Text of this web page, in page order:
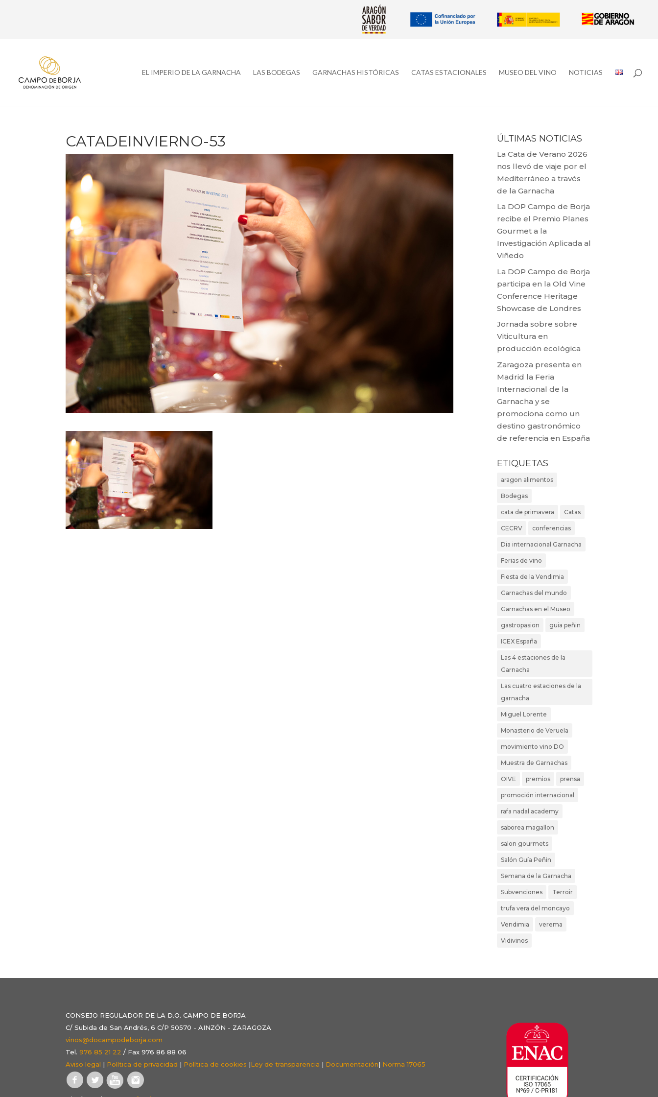
EL IMPERIO DE LA GARNACHA LAS BODEGAS GARNACHAS HISTÓRICAS CATAS ESTACIONALES MUSEO DEL VINO NOTICIAS
CATADEINVIERNO-53 ÚLTIMAS NOTICIAS
La Cata de Verano 2026
nos llevó de viaje por el
Mediterráneo a través
de la Garnacha
La DOP Campo de Borja
recibe el Premio Planes
Gourmet a la
Investigación Aplicada al
Viñedo
La DOP Campo de Borja
participa en la Old Vine
Conference Heritage
Showcase de Londres
Jornada sobre sobre
Viticultura en
producción ecológica
Zaragoza presenta en
Madrid la Feria
Internacional de la
Garnacha y se
promociona como un
destino gastronómico
de referencia en España
ETIQUETAS
aragon alimentos
Bodegas
cata de primavera Catas
CECRV conferencias
Dia internacional Garnacha
Ferias de vino
Fiesta de la Vendimia
Garnachas del mundo
Garnachas en el Museo
gastropasion guia peñin
ICEX España
Las 4 estaciones de la
Garnacha
Las cuatro estaciones de la
garnacha
Miguel Lorente
Monasterio de Veruela
movimiento vino DO
Muestra de Garnachas
OIVE premios prensa
promoción internacional
rafa nadal academy
saborea magallon
salon gourmets
Salón Guía Peñin
Semana de la Garnacha
Subvenciones Terroir
trufa vera del moncayo
Vendimia verema
Vidivinos
CONSEJO REGULADOR DE LA D.O. CAMPO DE BORJA
C/ Subida de San Andrés, 6 C/P 50570 - AINZÓN - ZARAGOZA
vinos@docampodeborja.com
Tel.976 85 21 22 / Fax 976 86 88 06
Aviso legal | Política de privacidad | Política de cookies |Ley de transparencia | Documentación| Norma 17065